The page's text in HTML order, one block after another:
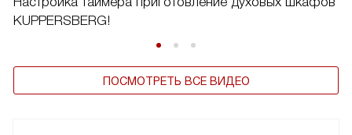
KUPPERSBERG!
ПОСМОТРЕТЬ ВСЕ ВИДЕО